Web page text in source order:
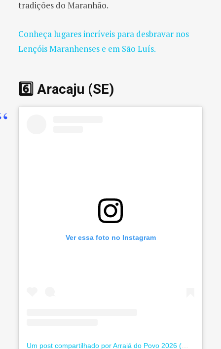
tradições do Maranhão.
Conheça lugares incríveis para desbravar nos
Lençóis Maranhenses e em São Luís.
6️⃣ Aracaju (SE)
Ver essa foto no Instagram